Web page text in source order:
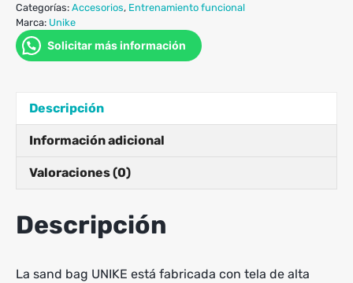
Categorías: Accesorios, Entrenamiento funcional
Marca: Unike
Solicitar más información
Descripción
Información adicional
Valoraciones (0)
Descripción
La sand bag UNIKE está fabricada con tela de alta